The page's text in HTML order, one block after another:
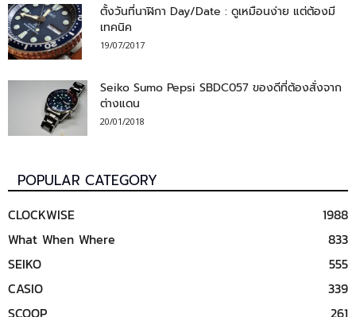
ตั้งวันที่นาฬิกา Day/Date : ดูเหมือนง่าย แต่ต้องมี
เทคนิค
19/07/2017
Seiko Sumo Pepsi SBDC057 ของดีที่ต้องสั่งจาก
ต่างแดน
20/01/2018
POPULAR CATEGORY
CLOCKWISE
1988
What When Where
833
SEIKO
555
CASIO
339